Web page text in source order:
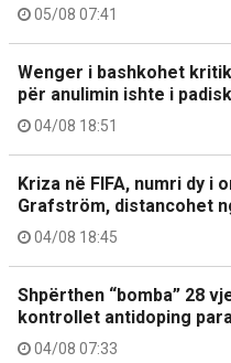
05/08 07:41
Wenger i bashkohet
për anulimin ishte i
04/08 18:51
Kriza në FIFA, numri dy i
Grafström, distancohet
04/08 18:45
Shpërthen “bomba” 28
kontrollet antidoping
04/08 07:33